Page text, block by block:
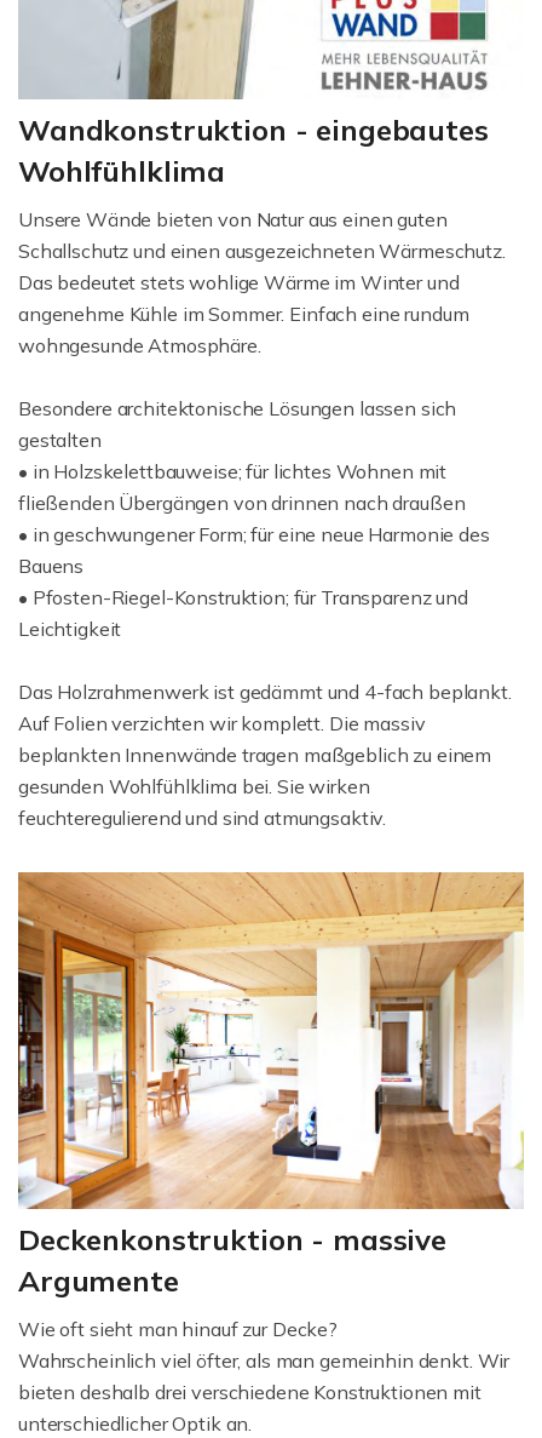
Wandkonstruktion - eingebautes
Wohlfühlklima
Unsere Wände bieten von Natur aus einen guten
Schallschutz und einen ausgezeichneten Wärmeschutz.
Das bedeutet stets wohlige Wärme im Winter und
angenehme Kühle im Sommer. Einfach eine rundum
wohngesunde Atmosphäre.
Besondere architektonische Lösungen lassen sich
gestalten
• in Holzskelettbauweise; für lichtes Wohnen mit
fließenden Übergängen von drinnen nach draußen
• in geschwungener Form; für eine neue Harmonie des
Bauens
• Pfosten-Riegel-Konstruktion; für Transparenz und
Leichtigkeit
Das Holzrahmenwerk ist gedämmt und 4-fach beplankt.
Auf Folien verzichten wir komplett. Die massiv
beplankten Innenwände tragen maßgeblich zu einem
gesunden Wohlfühlklima bei. Sie wirken
feuchteregulierend und sind atmungsaktiv.
Deckenkonstruktion - massive
Argumente
Wie oft sieht man hinauf zur Decke?
Wahrscheinlich viel öfter, als man gemeinhin denkt. Wir
bieten deshalb drei verschiedene Konstruktionen mit
unterschiedlicher Optik an.